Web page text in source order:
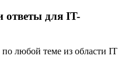
для IT-
любой теме из области IT